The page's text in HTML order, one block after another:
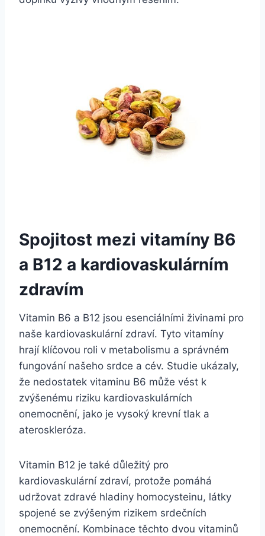
Spojitost mezi vitamíny B6
a B12 a kardiovaskulárním
zdravím
Vitamin B6 a B12 jsou esenciálními živinami pro
naše kardiovaskulární zdraví. Tyto vitamíny
hrají klíčovou roli v metabolismu a správném
fungování našeho srdce a cév. Studie ukázaly,
že nedostatek vitaminu B6 může vést k
zvýšenému riziku kardiovaskulárních
onemocnění, jako je vysoký krevní tlak a
ateroskleróza.
Vitamin B12 je také důležitý pro
kardiovaskulární zdraví, protože pomáhá
udržovat zdravé hladiny homocysteinu, látky
spojené se zvýšeným rizikem srdečních
onemocnění. Kombinace těchto dvou vitaminů